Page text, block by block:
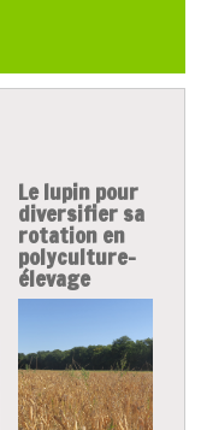
Le lupin pour
diversifier sa
rotation en
polyculture-
élevage